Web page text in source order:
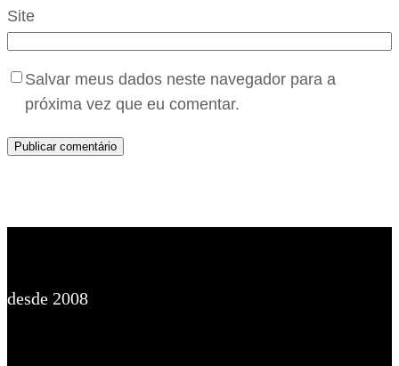
Site
Salvar meus dados neste navegador para a
próxima vez que eu comentar.
desde 2008